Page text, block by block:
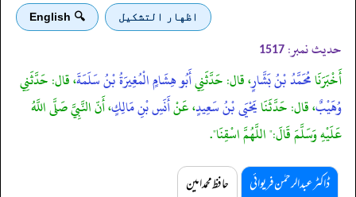
اظهار التشكيل 🔍 English
حدیث نمبر: 1517
أَخْبَرَنَامُحَمَّدُ بْنُ بَشَّارٍ، قال: حَدَّثَنِيأَبُو هِشَامٍ الْمُغِيرَةُ بْنُ سَلَمَةَ، قال: حَدَّثَنِي
وُهَيْبٌ، قال: حَدَّثَنَايَحْيَى بْنُ سَعِيدٍ، عَنْأَنَسِ بْنِ مَالِكٍ، أَنّ النَّبِيَّ صَلَّى اللَّهُ
عَلَيْهِ وَسَلَّمَ قَالَ:" اللَّهُمَّ اسْقِنَا".
ڈاکٹر عبدالرحمٰن فریوائی حافظ محمد امین